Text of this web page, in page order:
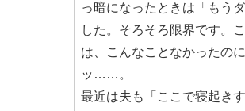
っ暗になったときは「もう
した。そろそろ限界です。
は、こんなことなかったの
ッ……。
最近は夫も「ここで寝起き